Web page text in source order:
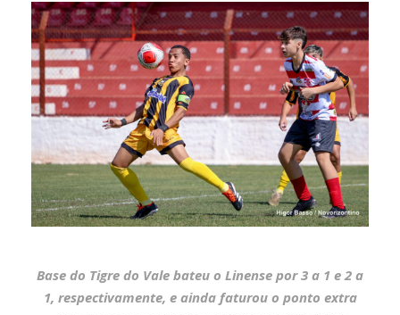
Base do Tigre do Vale bateu o Linense por 3 a 1 e 2 a
1, respectivamente, e ainda faturou o ponto extra